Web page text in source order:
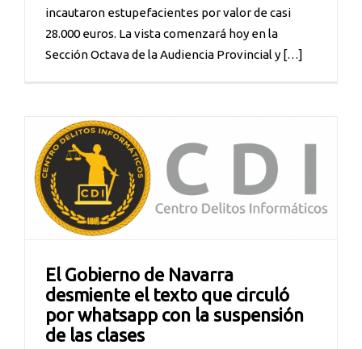
incautaron estupefacientes por valor de casi
28.000 euros. La vista comenzará hoy en la
Sección Octava de la Audiencia Provincial y […]
El Gobierno de Navarra
desmiente el texto que circuló
por whatsapp con la suspensión
de las clases